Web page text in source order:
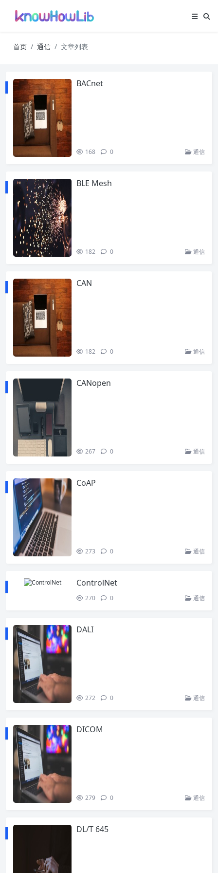
首页 通信 文章列表
BACnet
168 0 通信
BLE Mesh
182 0 通信
CAN
182 0 通信
CANopen
267 0 通信
CoAP
273 0 通信
ControlNet
270 0 通信
DALI
272 0 通信
DICOM
279 0 通信
DL/T 645